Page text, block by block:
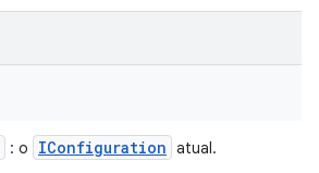
: o IConfiguration atual.